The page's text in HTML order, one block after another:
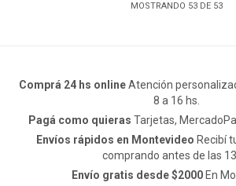
MOSTRANDO 53DE 53
Comprá 24 hs onlineAtención
8 a 16 hs.
Pagá como quieras Tarjetas,
Envíos rápidos en Montevideo Recibí
comprando antes de las
Envío gratis desde $2000En